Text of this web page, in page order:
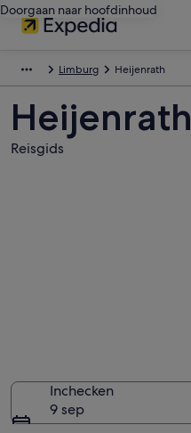
Doorgaan naar hoofdinhoud
Limburg Heijenrath
Heijenrath
Reisgids
Inchecken
9 sep